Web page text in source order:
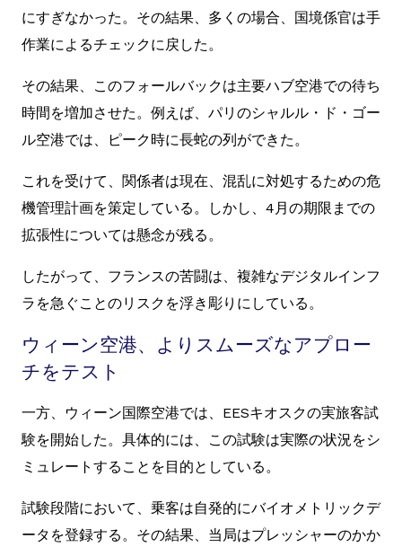
にすぎなかった。その結果、多くの場合、国境係官は手
作業によるチェックに戻した。
その結果、このフォールバックは主要ハブ空港での待ち
時間を増加させた。例えば、パリのシャルル・ド・ゴー
ル空港では、ピーク時に長蛇の列ができた。
これを受けて、関係者は現在、混乱に対処するための危
機管理計画を策定している。しかし、4月の期限までの
拡張性については懸念が残る。
したがって、フランスの苦闘は、複雑なデジタルインフ
ラを急ぐことのリスクを浮き彫りにしている。
ウィーン空港、よりスムーズなアプロー
チをテスト
一方、ウィーン国際空港では、EESキオスクの実旅客試
験を開始した。具体的には、この試験は実際の状況をシ
ミュレートすることを目的としている。
試験段階において、乗客は自発的にバイオメトリックデ
ータを登録する。その結果、当局はプレッシャーのかか